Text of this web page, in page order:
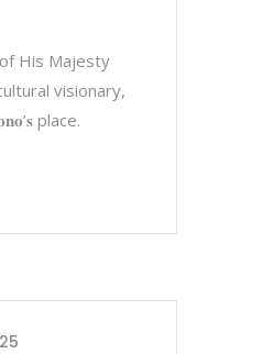
His Majesty
visionary,
place.